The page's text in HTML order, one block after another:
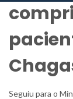
Seguiu para o